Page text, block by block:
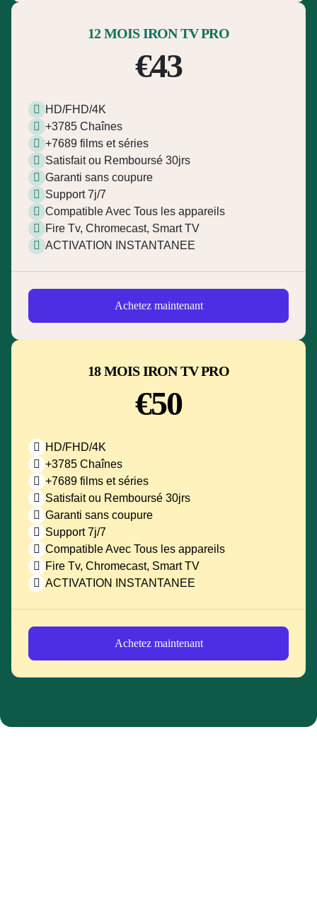
12 MOIS IRON TV PRO
€43
HD/FHD/4K
+3785 Chaînes
+7689 films et séries
Satisfait ou Remboursé 30jrs
Garanti sans coupure
Support 7j/7
Compatible Avec Tous les appareils
Fire Tv, Chromecast, Smart TV
ACTIVATION INSTANTANEE
Achetez maintenant
18 MOIS IRON TV PRO
€50
HD/FHD/4K
+3785 Chaînes
+7689 films et séries
Satisfait ou Remboursé 30jrs
Garanti sans coupure
Support 7j/7
Compatible Avec Tous les appareils
Fire Tv, Chromecast, Smart TV
ACTIVATION INSTANTANEE
Achetez maintenant